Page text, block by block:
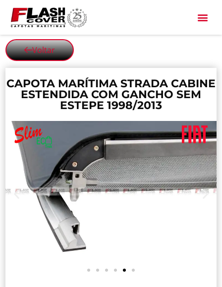
Voltar
CAPOTA MARÍTIMA STRADA CABINE
ESTENDIDA COM GANCHO SEM
ESTEPE 1998/2013